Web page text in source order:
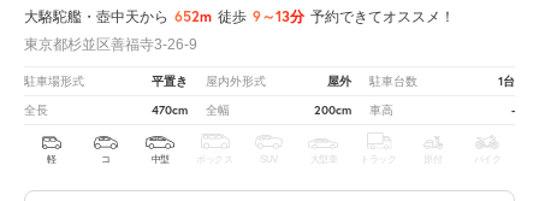
大駱駝艦・壺中天から 652m 徒歩 9～13分 予約できてオススメ！
東京都杉並区善福寺3-26-9
駐車場形式 平置き 屋内外形式 屋外 駐車台数 1台
全長 470cm 全幅 200cm 車高 -
軽 コ 中型 ボックス SUV 大型車 トラック 原付 バイク